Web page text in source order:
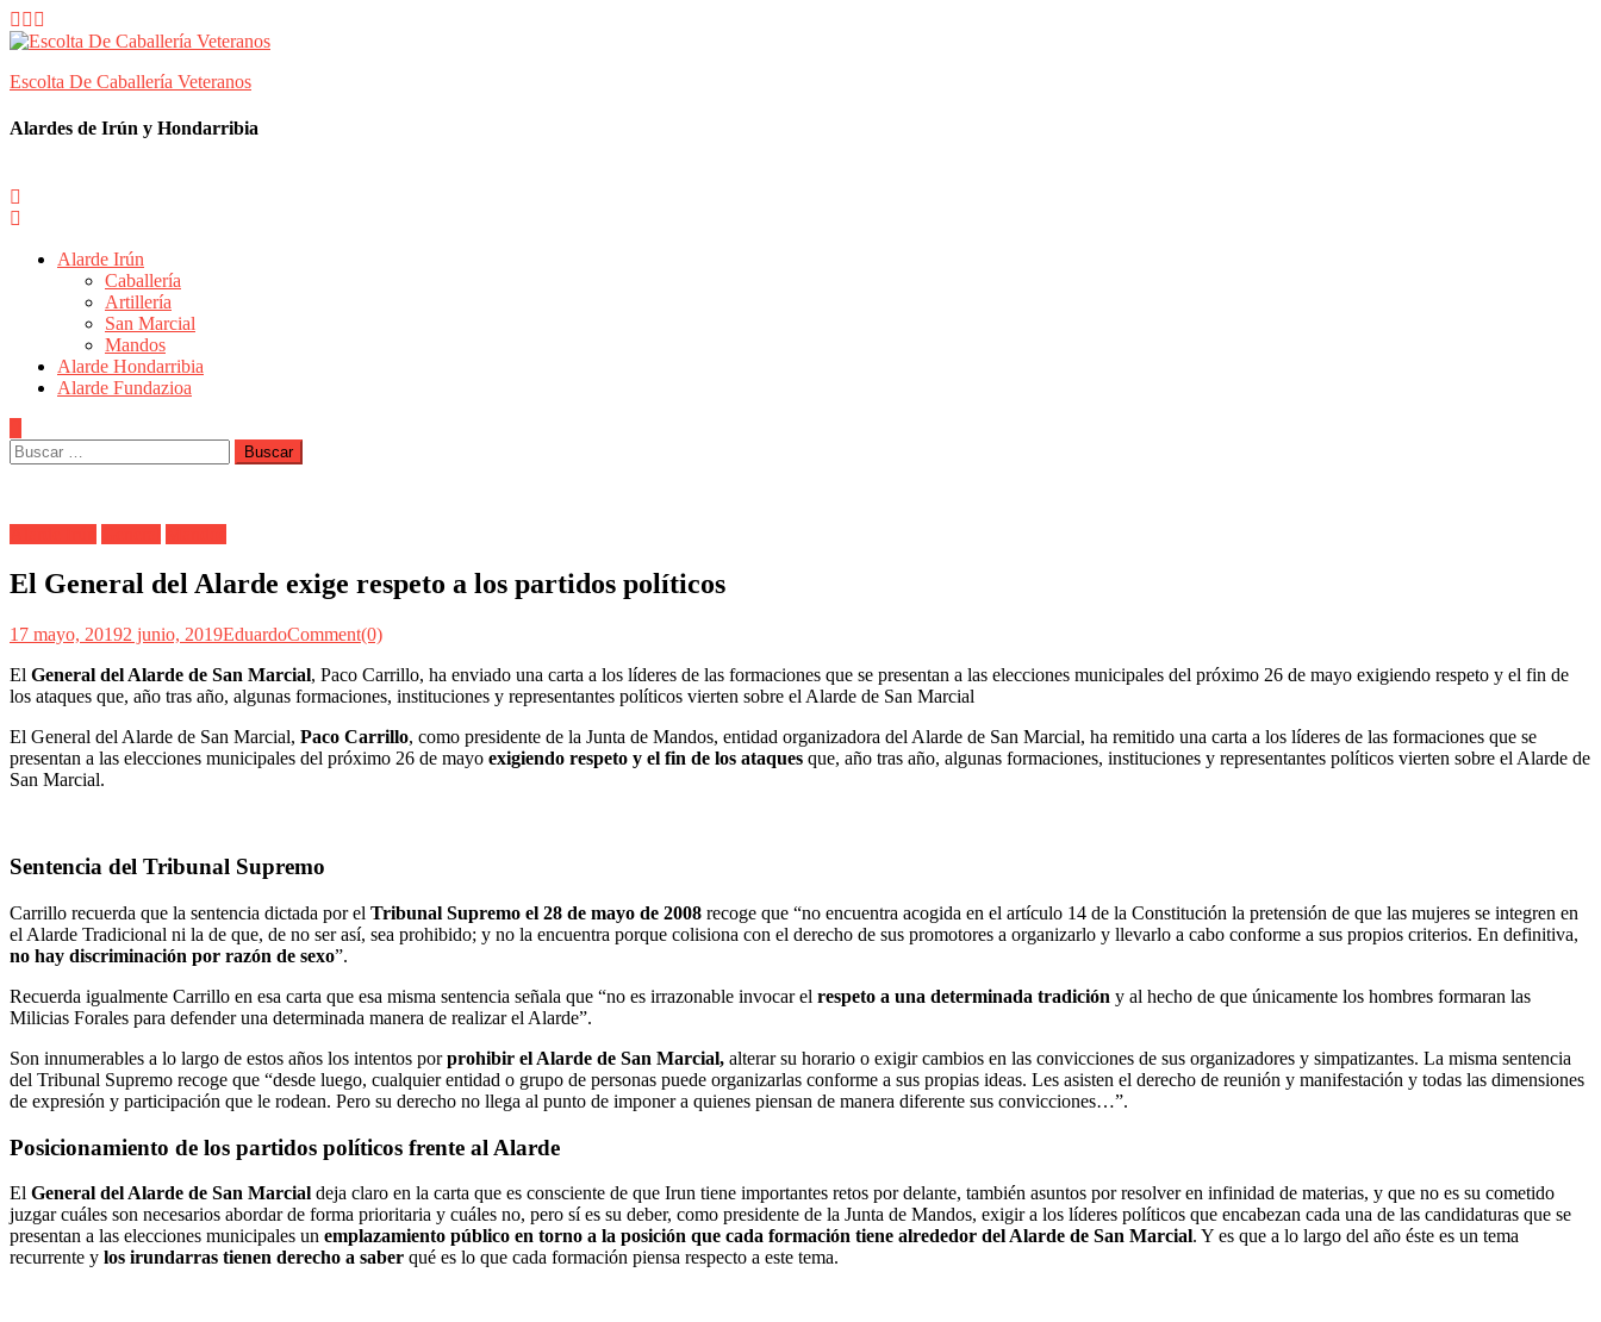
Skip
to
Escolta De Caballería Veteranos
Alardes de Irún y Hondarribia
Alarde Irún
Caballería
Artillería
San Marcial
Mandos
Alarde Hondarribia
Alarde Fundazioa
Buscar:
El General del Alarde exige respeto a los partidos políticos
17 mayo, 20192 junio, 2019EduardoComment(0)
El General del Alarde de San Marcial, Paco Carrillo, ha enviado una carta a los líderes de las formaciones que se presentan a las elecciones municipales del próximo 26 de mayo exigiendo respeto y el fin de
los ataques que, año tras año, algunas formaciones, instituciones y representantes políticos vierten sobre el Alarde de San Marcial
El General del Alarde de San Marcial, Paco Carrillo, como presidente de la Junta de Mandos, entidad organizadora del Alarde de San Marcial, ha remitido una carta a los líderes de las formaciones que se
presentan a las elecciones municipales del próximo 26 de mayo exigiendo respeto y el fin de los ataques que, año tras año, algunas formaciones, instituciones y representantes políticos vierten sobre el Alarde de
San Marcial.
Sentencia del Tribunal Supremo
Carrillo recuerda que la sentencia dictada por el Tribunal Supremo el 28 de mayo de 2008 recoge que “no encuentra acogida en el artículo 14 de la Constitución la pretensión de que las mujeres se integren en
el Alarde Tradicional ni la de que, de no ser así, sea prohibido; y no la encuentra porque colisiona con el derecho de sus promotores a organizarlo y llevarlo a cabo conforme a sus propios criterios. En definitiva,
no hay discriminación por razón de sexo”.
Recuerda igualmente Carrillo en esa carta que esa misma sentencia señala que “no es irrazonable invocar el respeto a una determinada tradición y al hecho de que únicamente los hombres formaran las
Milicias Forales para defender una determinada manera de realizar el Alarde”.
Son innumerables a lo largo de estos años los intentos porprohibir el Alarde de San Marcial, alterar su horario o exigir cambios en las convicciones de sus organizadores y simpatizantes. La misma sentencia
del Tribunal Supremo recoge que “desde luego, cualquier entidad o grupo de personas puede organizarlas conforme a sus propias ideas. Les asisten el derecho de reunión y manifestación y todas las dimensiones
de expresión y participación que le rodean. Pero su derecho no llega al punto de imponer a quienes piensan de manera diferente sus convicciones…”.
Posicionamiento de los partidos políticos frente al Alarde
El General del Alarde de San Marcial deja claro en la carta que es consciente de que Irun tiene importantes retos por delante, también asuntos por resolver en infinidad de materias, y que no es su cometido
juzgar cuáles son necesarios abordar de forma prioritaria y cuáles no, pero sí es su deber, como presidente de la Junta de Mandos, exigir a los líderes políticos que encabezan cada una de las candidaturas que se
presentan a las elecciones municipales un emplazamiento público en torno a la posición que cada formación tiene alrededor del Alarde de San Marcial. Y es que a lo largo del año éste es un tema
recurrente y los irundarras tienen derecho a saber qué es lo que cada formación piensa respecto a este tema.